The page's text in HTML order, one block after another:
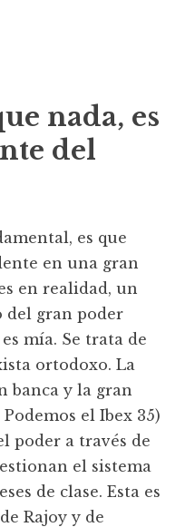
nada, es
del
es que
en una gran
en realidad, un
del gran poder
mía. Se trata de
ortodoxo. La
banca y la gran
el Ibex 35)
poder a través de
el sistema
de clase. Esta es
Rajoy y de